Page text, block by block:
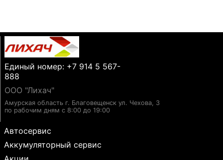
Единый номер: +7 914 5 567-
888
ООО "Лихач"
Амурская область г. Благовещенск ул. Чехова, 3
по рабочим дням с 8:00 до 19:00
Автосервис
Аккумуляторный сервис